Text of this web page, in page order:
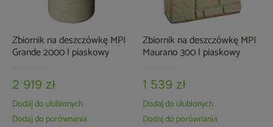
Zbiornik na deszczówkę MPI
Grande 2000 l piaskowy
2 919 zł
Dodaj do ulubionych
Dodaj do porównania
Zbiornik na deszczówkę MPI
Maurano 300 l piaskowy
1 539 zł
Dodaj do ulubionych
Dodaj do porównania